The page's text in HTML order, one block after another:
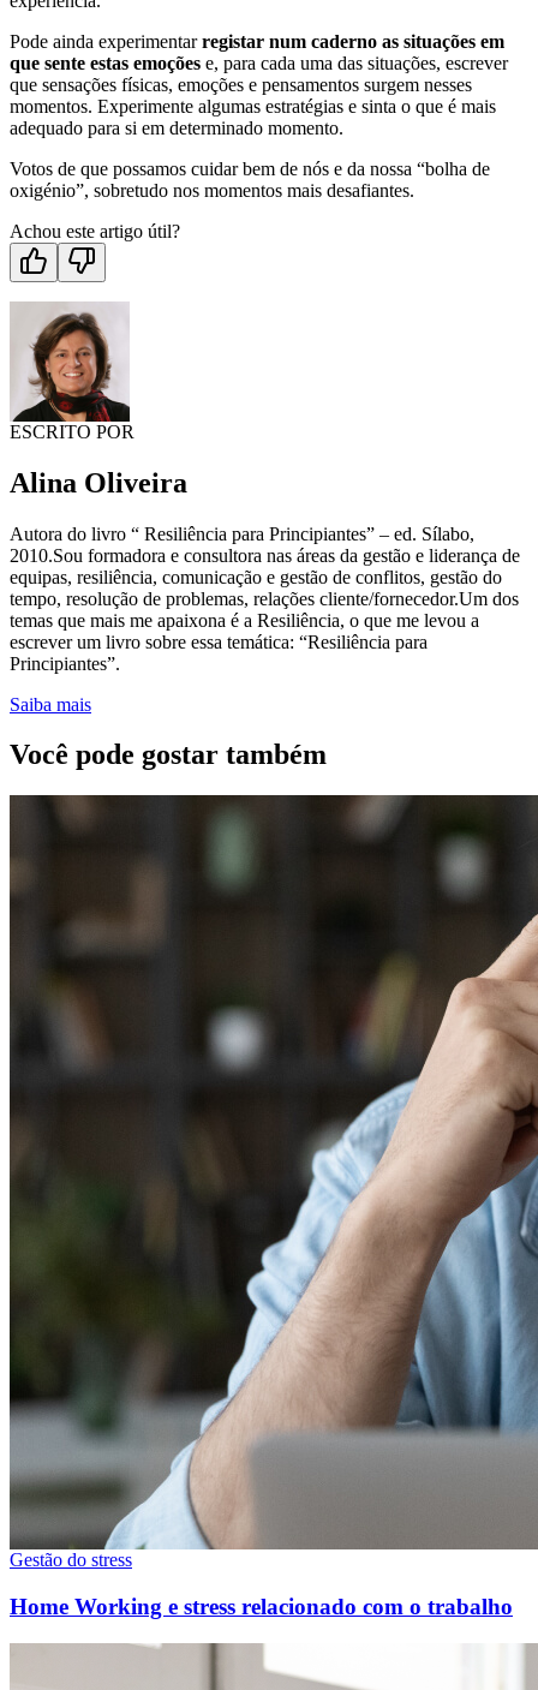
Pode ainda experimentarregistar num caderno as situações em
que sente estas emoções e, para cada uma das situações, escrever
que sensações físicas, emoções e pensamentos surgem nesses
momentos. Experimente algumas estratégias e sinta o que é mais
adequado para si em determinado momento.
Votos de que possamos cuidar bem de nós e da nossa “bolha de
oxigénio”, sobretudo nos momentos mais desafiantes.
Achou este artigo útil?
ESCRITO POR
Alina Oliveira
Autora do livro “ Resiliência para Principiantes” – ed. Sílabo,
2010.Sou formadora e consultora nas áreas da gestão e liderança de
equipas, resiliência, comunicação e gestão de conflitos, gestão do
tempo, resolução de problemas, relações cliente/fornecedor.Um dos
temas que mais me apaixona é a Resiliência, o que me levou a
escrever um livro sobre essa temática: “Resiliência para
Principiantes”.
Saiba mais
Você pode gostar também
Gestão do stress
Home Working e stress relacionado com o trabalho